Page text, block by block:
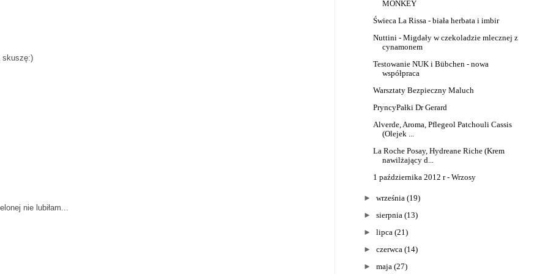
skuszę:)
nie lubiłam...
MONKEY
Świeca La Rissa - biała herbata i imbir
Nuttini - Migdały w czekoladzie mlecznej z
cynamonem
Testowanie NUK i Bübchen - nowa
współpraca
Warsztaty Bezpieczny Maluch
PryncyPałki Dr Gerard
Alverde, Aroma, Pflegeol Patchouli Cassis
(Olejek ...
La Roche Posay, Hydreane Riche (Krem
nawilżający d...
1 października 2012 r - Wrzosy
► września (19)
► sierpnia (13)
► lipca (21)
► czerwca (14)
► maja (27)